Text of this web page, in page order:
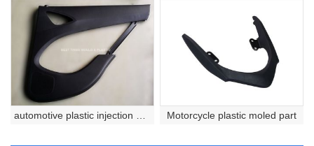
automotive plastic injection molded part Motorcycle plastic moled part